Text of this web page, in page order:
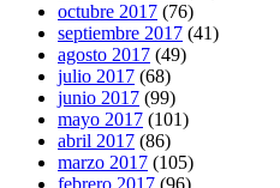
octubre 2017 (76)
septiembre 2017 (41)
agosto 2017 (49)
julio 2017 (68)
junio 2017 (99)
mayo 2017 (101)
abril 2017 (86)
marzo 2017 (105)
febrero 2017 (96)